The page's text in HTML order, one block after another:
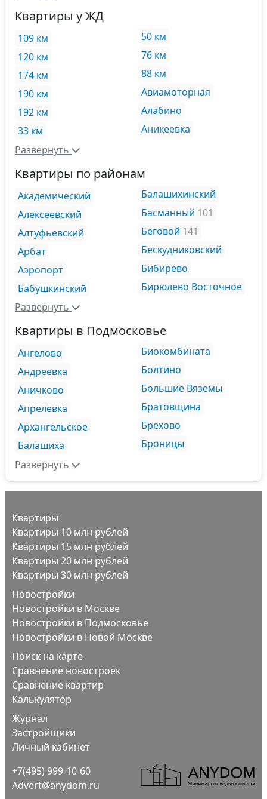
Квартиры у ЖД
109 км
120 км
174 км
190 км
192 км
33 км
50 км
76 км
88 км
Авиамоторная
Алабино
Аникеевка
Развернуть
Квартиры по районам
Академический
Алексеевский
Алтуфьевский
Арбат
Аэропорт
Бабушкинский
Балашихинский
Басманный 101
Беговой 141
Бескудниковский
Бибирево
Бирюлево Восточное
Развернуть
Квартиры в Подмосковье
Ангелово
Андреевка
Аничково
Апрелевка
Архангельское
Балашиха
Биокомбината
Болтино
Большие Вяземы
Братовщина
Брехово
Броницы
Развернуть
Квартиры
Квартиры 10 млн рублей
Квартиры 15 млн рублей
Квартиры 20 млн рублей
Квартиры 30 млн рублей
Новостройки
Новостройки в Москве
Новостройки в Подмосковье
Новостройки в Новой Москве
Поиск на карте
Сравнение новостроек
Сравнение квартир
Калькулятор
Журнал
Застройщики
Личный кабинет
+7(495) 999-10-60
Advert@anydom.ru